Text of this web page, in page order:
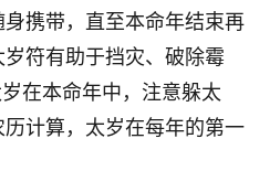
携带，直至本命年结束再
符有助于挡灾、破除霉
在本命年中，注意躲太
计算，太岁在每年的第一
信：gjsy0624
12